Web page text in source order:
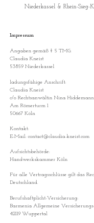
Niederkassel & Rhein-Sieg-
Impressum
Angaben gemäß § 5 TMG:
Claudia Kneist
53859 Niederkassel
ladungsfähige Anschrift:
Claudia Kneist
c/o Rechtsanwältin Nina Hiddemann
Am Römerturm 1
50667 Köln
Kontakt:
E-Mail: contact@claudia-kneist.com
Aufsichtsbehörde:
Handwerkskammer Köln
Für alle Vertragsschlüsse gilt das
Deutschland.
Berufshaftplicht-Versicherung:
Barmenia Allgemeine
42119 Wuppertal